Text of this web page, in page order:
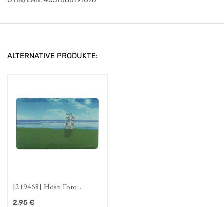
ALTERNATIVE PRODUKTE:
[219468] Hösti Foto
2,95€